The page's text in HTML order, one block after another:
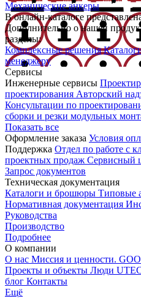
Механические анкеры
В онлайн-каталоге
Дополнительно о нашей
разделы:
Комплексные решения
менеджеру
Сервисы
Инженерные сервисы
проектирования Авторский
Консультации по
сборки и резки модульных
Показать все
Оформление заказа Условия
Поддержка Отдел по работе с
проектных продаж Сервисный
Запрос документов
Техническая документация
Каталоги и брошюры Типовые
Нормативная документация
Руководства
Производство
Подробнее
О компании
О нас Миссия и ценности.
Проекты и объекты Люди
блог Контакты
Ещё